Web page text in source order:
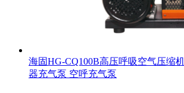
海固HG-CQ100B高压呼吸空气压缩
器充气泵 空呼充气泵